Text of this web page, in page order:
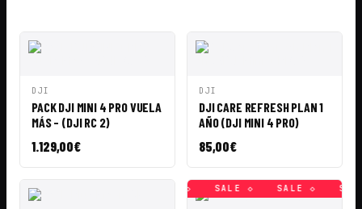
VISTA
DJI
PACK DJI MINI 4 PRO VUELA
MÁS - (DJI RC 2)
1.129,00€
VISTA
DJI
DJI CARE REFRESH PLAN 1
AÑO (DJI MINI 4 PRO)
85,00€
SALE ◇ SALE ◇ SALE ◇